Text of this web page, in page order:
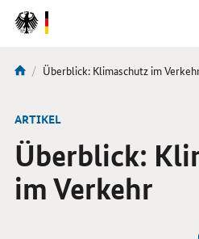
DirektZu:
Navigation
Sie
hier:
Aktuelle
Überblick: Klimaschutz im
ARTIKEL
Überblick:
im Verkehr